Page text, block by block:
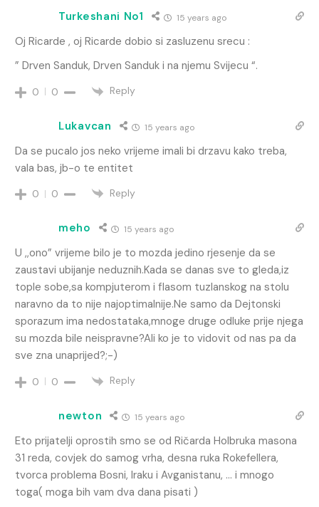
Turkeshani No1 15 years ago
Oj Ricarde , oj Ricarde dobio si zasluzenu srecu :
” Drven Sanduk, Drven Sanduk i na njemu Svijecu “.
0 0 Reply
Lukavcan 15 years ago
Da se pucalo jos neko vrijeme imali bi drzavu kako treba,
vala bas, jb-o te entitet
0 0 Reply
meho 15 years ago
U ,,ono” vrijeme bilo je to mozda jedino rjesenje da se
zaustavi ubijanje neduznih.Kada se danas sve to gleda,iz
tople sobe,sa kompjuterom i flasom tuzlanskog na stolu
naravno da to nije najoptimalnije.Ne samo da Dejtonski
sporazum ima nedostataka,mnoge druge odluke prije njega
su mozda bile neispravne?Ali ko je to vidovit od nas pa da
sve zna unaprijed?;-)
0 0 Reply
newton 15 years ago
Eto prijatelji oprostih smo se od Ričarda Holbruka masona
31 reda, covjek do samog vrha, desna ruka Rokefellera,
tvorca problema Bosni, Iraku i Avganistanu, … i mnogo
toga( moga bih vam dva dana pisati )